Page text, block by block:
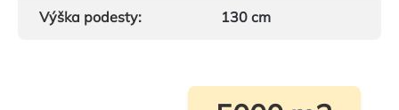
Výška podesty: 130 cm